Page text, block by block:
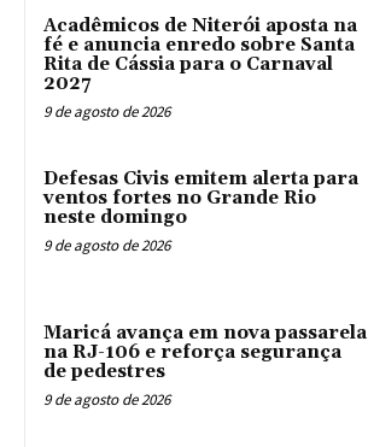
Acadêmicos de Niterói aposta na
fé e anuncia enredo sobre Santa
Rita de Cássia para o Carnaval
2027
9 de agosto de 2026
Defesas Civis emitem alerta para
ventos fortes no Grande Rio
neste domingo
9 de agosto de 2026
Maricá avança em nova passarela
na RJ-106 e reforça segurança
de pedestres
9 de agosto de 2026